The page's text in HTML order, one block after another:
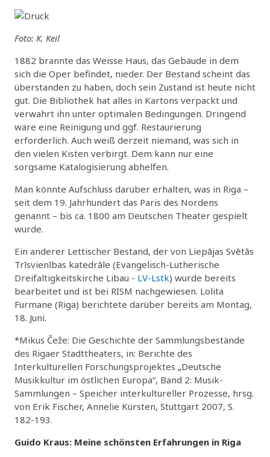
Foto: K. Keil
1882 brannte das Weisse Haus, das Gebäude in dem
sich die Oper befindet, nieder. Der Bestand scheint das
überstanden zu haben, doch sein Zustand ist heute nicht
gut. Die Bibliothek hat alles in Kartons verpackt und
verwahrt ihn unter optimalen Bedingungen. Dringend
wäre eine Reinigung und ggf. Restaurierung
erforderlich. Auch weiß derzeit niemand, was sich in
den vielen Kisten verbirgt. Dem kann nur eine
sorgsame Katalogisierung abhelfen.
Man könnte Aufschluss darüber erhalten, was in Riga –
seit dem 19. Jahrhundert das Paris des Nordens
genannt – bis ca. 1800 am Deutschen Theater gespielt
wurde.
Ein anderer Lettischer Bestand, der von Liepājas Svētās
Trīsvienības katedrāle (Evangelisch-Lutherische
Dreifaltigkeitskirche Libau - LV-Lstk) wurde bereits
bearbeitet und ist bei RISM nachgewiesen. Lolita
Furmane (Riga) berichtete darüber bereits am Montag,
18. Juni.
*Mikus Čeže: Die Geschichte der Sammlungsbestände
des Rigaer Stadttheaters, in: Berichte des
Interkulturellen Forschungsprojektes „Deutsche
Musikkultur im östlichen Europa“, Band 2: Musik-
Sammlungen – Speicher interkultureller Prozesse, hrsg.
von Erik Fischer, Annelie Kürsten, Stuttgart 2007, S.
182-193.
Guido Kraus: Meine schönsten Erfahrungen in Riga